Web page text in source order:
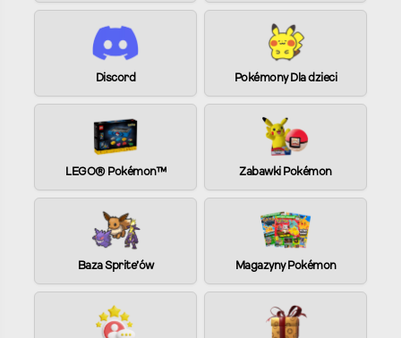
n
v
Discord Pokémony Dla dzieci
LEGO® Pokémon™ Zabawki Pokémon
Baza Sprite’ów Magazyny Pokémon